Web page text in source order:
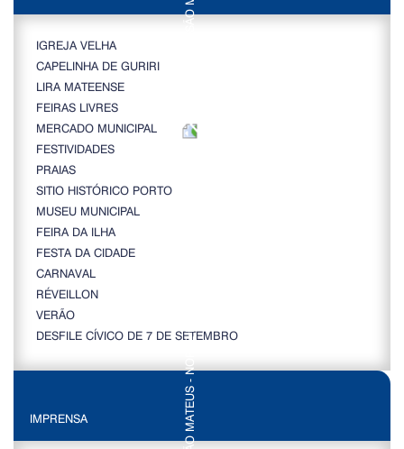
IGREJA VELHA
CAPELINHA DE GURIRI
LIRA MATEENSE
FEIRAS LIVRES
MERCADO MUNICIPAL
FESTIVIDADES
PRAIAS
SITIO HISTÓRICO PORTO
MUSEU MUNICIPAL
FEIRA DA ILHA
FESTA DA CIDADE
CARNAVAL
RÉVEILLON
VERÃO
DESFILE CÍVICO DE 7 DE SETEMBRO
IMPRENSA